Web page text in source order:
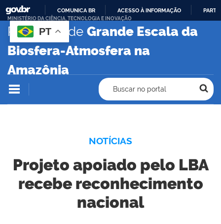
PARA
O
COMUNICA BR ACESSO À INFORMAÇÃO
PT
MINISTÉRIO DA CIÊNCIA, TECNOLOGIA E INOVAÇÃO
Programa de Grande Escala da
Biosfera-Atmosfera na
Amazônia
Buscar no portal
NOTÍCIAS
Projeto apoiado pelo LBA
recebe reconhecimento
nacional